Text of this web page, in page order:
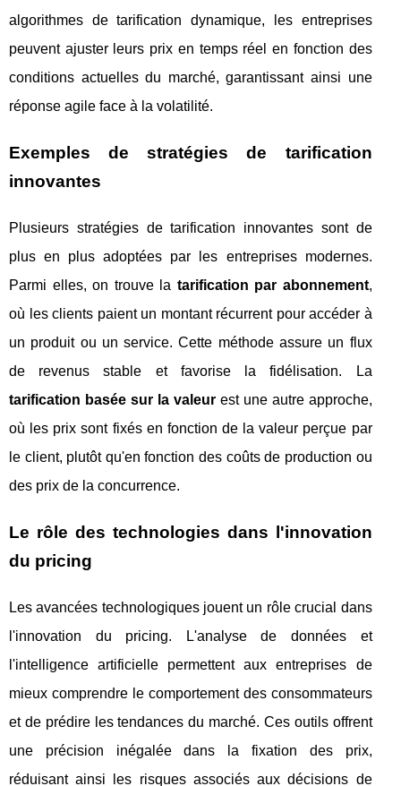
algorithmes de tarification dynamique, les entreprises
peuvent ajuster leurs prix en temps réel en fonction des
conditions actuelles du marché, garantissant ainsi une
réponse agile face à la volatilité.
Exemples de stratégies de tarification
innovantes
Plusieurs stratégies de tarification innovantes sont de
plus en plus adoptées par les entreprises modernes.
Parmi elles, on trouve la tarification par abonnement,
où les clients paient un montant récurrent pour accéder à
un produit ou un service. Cette méthode assure un flux
de revenus stable et favorise la fidélisation. La
tarification basée sur la valeurest une autre approche,
où les prix sont fixés en fonction de la valeur perçue par
le client, plutôt qu'en fonction des coûts de production ou
des prix de la concurrence.
Le rôle des technologies dans l'innovation
du pricing
Les avancées technologiques jouent un rôle crucial dans
l'innovation du pricing. L'analyse de données et
l'intelligence artificielle permettent aux entreprises de
mieux comprendre le comportement des consommateurs
et de prédire les tendances du marché. Ces outils offrent
une précision inégalée dans la fixation des prix,
réduisant ainsi les risques associés aux décisions de